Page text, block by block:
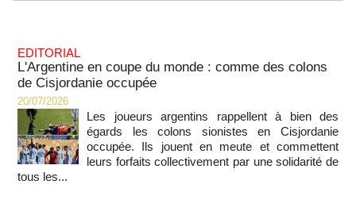
EDITORIAL
L'Argentine en coupe du monde : comme des colons
de Cisjordanie occupée
20/07/2026
Les joueurs argentins rappellent à bien des
égards les colons sionistes en Cisjordanie
occupée. Ils jouent en meute et commettent
leurs forfaits collectivement par une solidarité de
tous les...